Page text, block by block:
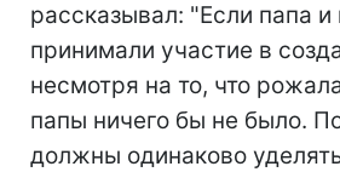
рассказывал: "Если папа
принимали участие в
несмотря на то, что
папы ничего бы не было.
должны одинаково